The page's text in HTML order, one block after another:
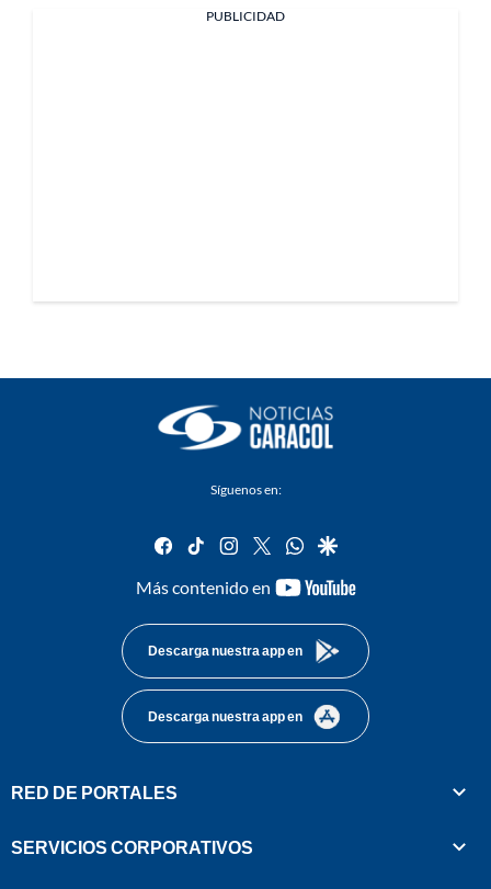
PUBLICIDAD
Síguenos en:
facebook
tiktok instagram
twitterwhatsapp
google
Más contenido en
youtube-
Descarga nuestra app en
Descarga nuestra app en
RED DE PORTALES
SERVICIOS CORPORATIVOS